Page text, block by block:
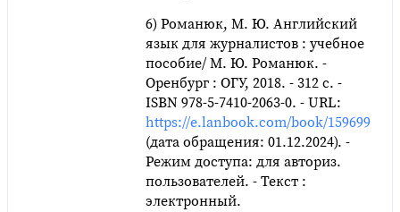
6) Романюк, М. Ю. Английский
язык для журналистов : учебное
пособие/ М. Ю. Романюк. -
Оренбург : ОГУ, 2018. - 312 с. -
ISBN 978-5-7410-2063-0. - URL:
https://e.lanbook.com/book/159699
(дата обращения: 01.12.2024). -
Режим доступа: для авториз.
пользователей. - Текст :
электронный.